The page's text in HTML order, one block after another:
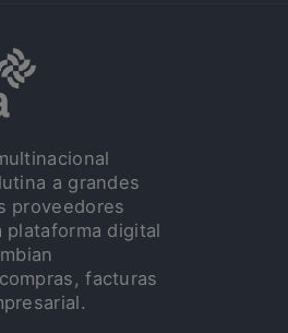
a grandes
proveedores
plataforma digital
facturas